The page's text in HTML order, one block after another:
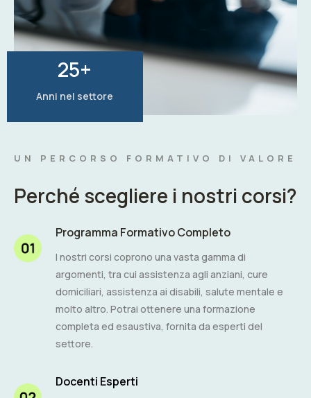
UN PERCORSO FORMATIVO DI VALORE
Perché scegliere i nostri corsi?
Programma Formativo Completo
I nostri corsi coprono una vasta gamma di
argomenti, tra cui assistenza agli anziani, cure
domiciliari, assistenza ai disabili, salute mentale e
molto altro. Potrai ottenere una formazione
completa ed esaustiva, fornita da esperti del
settore.
Docenti Esperti
Anni nel settore
25+